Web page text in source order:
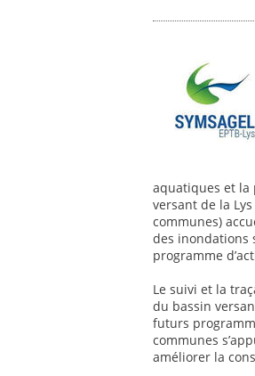
aquatiques et la
versant de la
communes)
des inondations
programme
Le suivi et la
du bassin
futurs
communes
améliorer la